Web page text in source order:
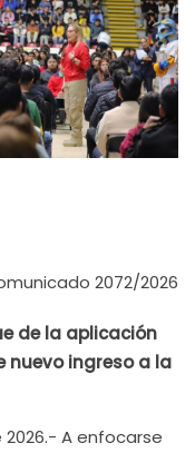
2072/2026
de la aplicación
nuevo ingreso a la
2026.- A enfocarse